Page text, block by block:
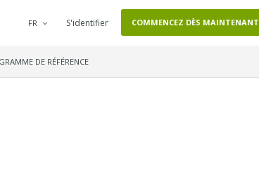
FR S'identifier COMMENCEZ DÈS MAINTENANT
DE RÉFÉRENCE